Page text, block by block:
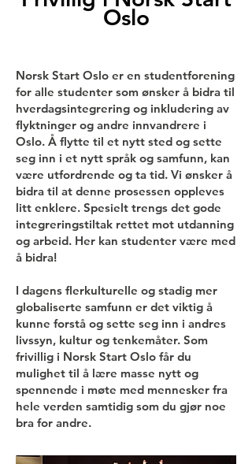
Oslo
Norsk Start Oslo er en studentforening
for alle studenter som ønsker å bidra til
hverdagsintegrering og inkludering av
flyktninger og andre innvandrere i
Oslo. Å flytte til et nytt sted og sette
seg inn i et nytt språk og samfunn, kan
være utfordrende og ta tid. Vi ønsker å
bidra til at denne prosessen oppleves
litt enklere. Spesielt trengs det gode
integreringstiltak rettet mot utdanning
og arbeid. Her kan studenter være med
å bidra!
I dagens flerkulturelle og stadig mer
globaliserte samfunn er det viktig å
kunne forstå og sette seg inn i andres
livssyn, kultur og tenkemåter. Som
frivillig i Norsk Start Oslo får du
mulighet til å lære masse nytt og
spennende i møte med mennesker fra
hele verden samtidig som du gjør noe
bra for andre.